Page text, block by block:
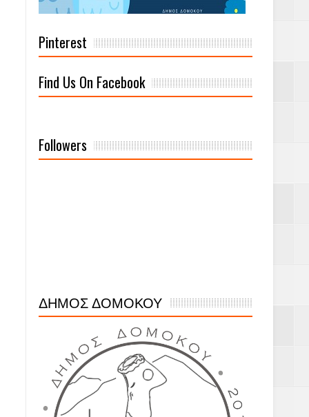
Pinterest
Find Us On Facebook
Followers
ΔΗΜΟΣ ΔΟΜΟΚΟΥ